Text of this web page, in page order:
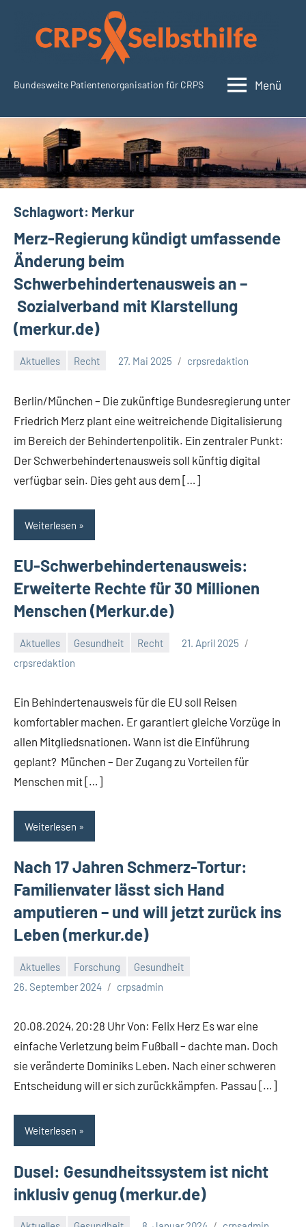
springen
CRPSSelbsthilfe.org
Bundesweite Patientenorganisation für CRPS Menü
Schlagwort: Merkur
Merz-Regierung kündigt umfassende
Änderung beim
Schwerbehindertenausweis an –
Sozialverband mit Klarstellung
(merkur.de)
Aktuelles Recht 27. Mai 2025 crpsredaktion
Berlin/München – Die zukünftige Bundesregierung unter
Friedrich Merz plant eine weitreichende Digitalisierung
im Bereich der Behindertenpolitik. Ein zentraler Punkt:
Der Schwerbehindertenausweis soll künftig digital
verfügbar sein. Dies geht aus dem […]
Weiterlesen
EU-Schwerbehindertenausweis:
Erweiterte Rechte für 30 Millionen
Menschen (Merkur.de)
Aktuelles Gesundheit Recht
21. April 2025
crpsredaktion
Ein Behindertenausweis für die EU soll Reisen
komfortabler machen. Er garantiert gleiche Vorzüge in
allen Mitgliedsnationen. Wann ist die Einführung
geplant? München – Der Zugang zu Vorteilen für
Menschen mit […]
Weiterlesen
Nach 17 Jahren Schmerz-Tortur:
Familienvater lässt sich Hand
amputieren – und will jetzt zurück ins
Leben (merkur.de)
Aktuelles Forschung
Gesundheit
26. September 2024
crpsadmin
20.08.2024, 20:28 Uhr Von: Felix Herz Es war eine
einfache Verletzung beim Fußball – dachte man. Doch
sie veränderte Dominiks Leben. Nach einer schweren
Entscheidung will er sich zurückkämpfen. Passau […]
Weiterlesen
Dusel: Gesundheitssystem ist nicht
inklusiv genug (merkur.de)